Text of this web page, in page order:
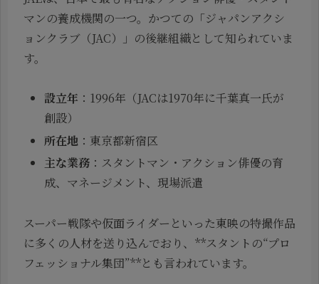
マンの養成機関の一つ。かつての「ジャパンアクシ
ョンクラブ（JAC）」の後継組織として知られていま
す。
設立年 ：1996年（JACは1970年に千葉真一氏が
創設）
所在地 ：東京都新宿区
主な業務 ：スタントマン・アクション俳優の育
成、マネージメント、現場派遣
スーパー戦隊や仮面ライダーといった東映の特撮作品
に多くの人材を送り込んでおり、**スタントの“プロ
フェッショナル集団”**とも言われています。